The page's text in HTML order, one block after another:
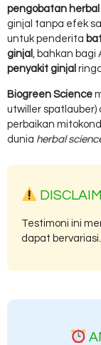
pengobatan herbal
ginjal tanpa efek
untuk penderita
ginjal , bahkan bagi
penyakit ginjal
Biogreen Science
utwiller spatlauber)
perbaikan
dunia herbal
Testimoni ini
dapat bervariasi.